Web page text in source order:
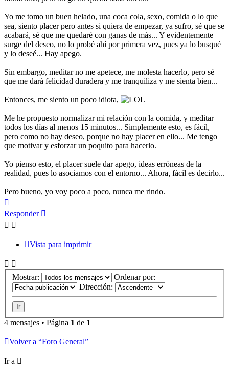
Yo me tomo un buen helado, una coca cola, sexo, comida o lo que
sea, siento placer pero antes si quiera de empezar, ya sufro, sé que se
acabará, sé que me quedaré con ganas de más... Y evidentemente
surge del deseo, no lo probé ahí por primera vez, pues ya lo busqué
y lo deseé... Hay apego.
Sin embargo, meditar no me apetece, me molesta hacerlo, pero sé
que me dará felicidad duradera y me tranquiliza y me sienta bien...
Entonces, me siento un poco idiota,
Me he propuesto normalizar mi relación con la comida, y meditar
todos los días al menos 15 minutos... Simplemente esto, es fácil,
pero como no hay deseo, porque no hay placer en ello... Me tengo
que motivar y esforzar un poquito para hacerlo.
Yo pienso esto, el placer suele dar apego, ideas erróneas de la
realidad, pues lo asociamos con el entorno... Ahora, fácil es decirlo...
Pero bueno, yo voy poco a poco, nunca me rindo.
Responder
Vista para imprimir
Mostrar:
Ordenar por:
Dirección:
4 mensajes • Página 1 de 1
Volver a “Foro General”
Ir a